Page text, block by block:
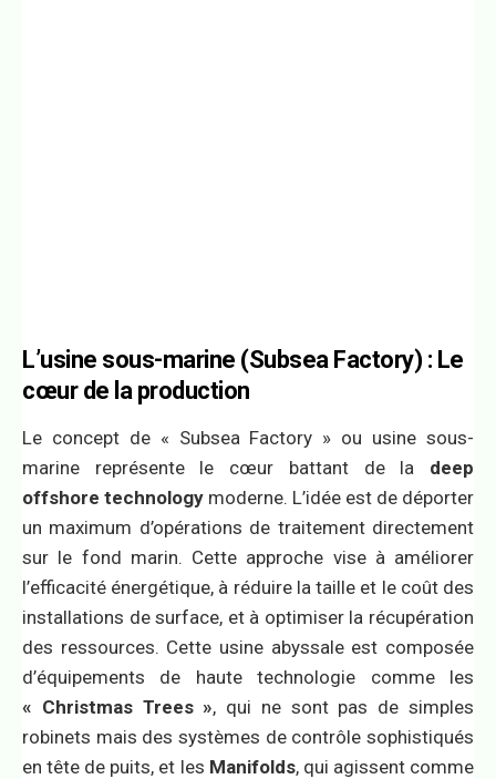
L’usine sous-marine (Subsea Factory) : Le
cœur de la production
Le concept de « Subsea Factory » ou usine sous-
marine représente le cœur battant de la deep
offshore technology moderne. L’idée est de déporter
un maximum d’opérations de traitement directement
sur le fond marin. Cette approche vise à améliorer
l’efficacité énergétique, à réduire la taille et le coût des
installations de surface, et à optimiser la récupération
des ressources. Cette usine abyssale est composée
d’équipements de haute technologie comme les
« Christmas Trees », qui ne sont pas de simples
robinets mais des systèmes de contrôle sophistiqués
en tête de puits, et les Manifolds, qui agissent comme